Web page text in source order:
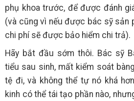
phụ khoa trước, để được đánh
(và cũng vì nếu được bác sỹ sản
chi phí sẽ được bảo hiểm chi trả).
Hãy bắt đầu sớm thôi. Bác sỹ
tiểu sau sinh, mất kiểm soát
tệ đi, và không thể tự nó khá
kinh có thể tái tạo phần nào,